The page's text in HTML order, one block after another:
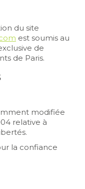
du site
est soumis au
de
de Paris.
modifiée
relative à
la confiance